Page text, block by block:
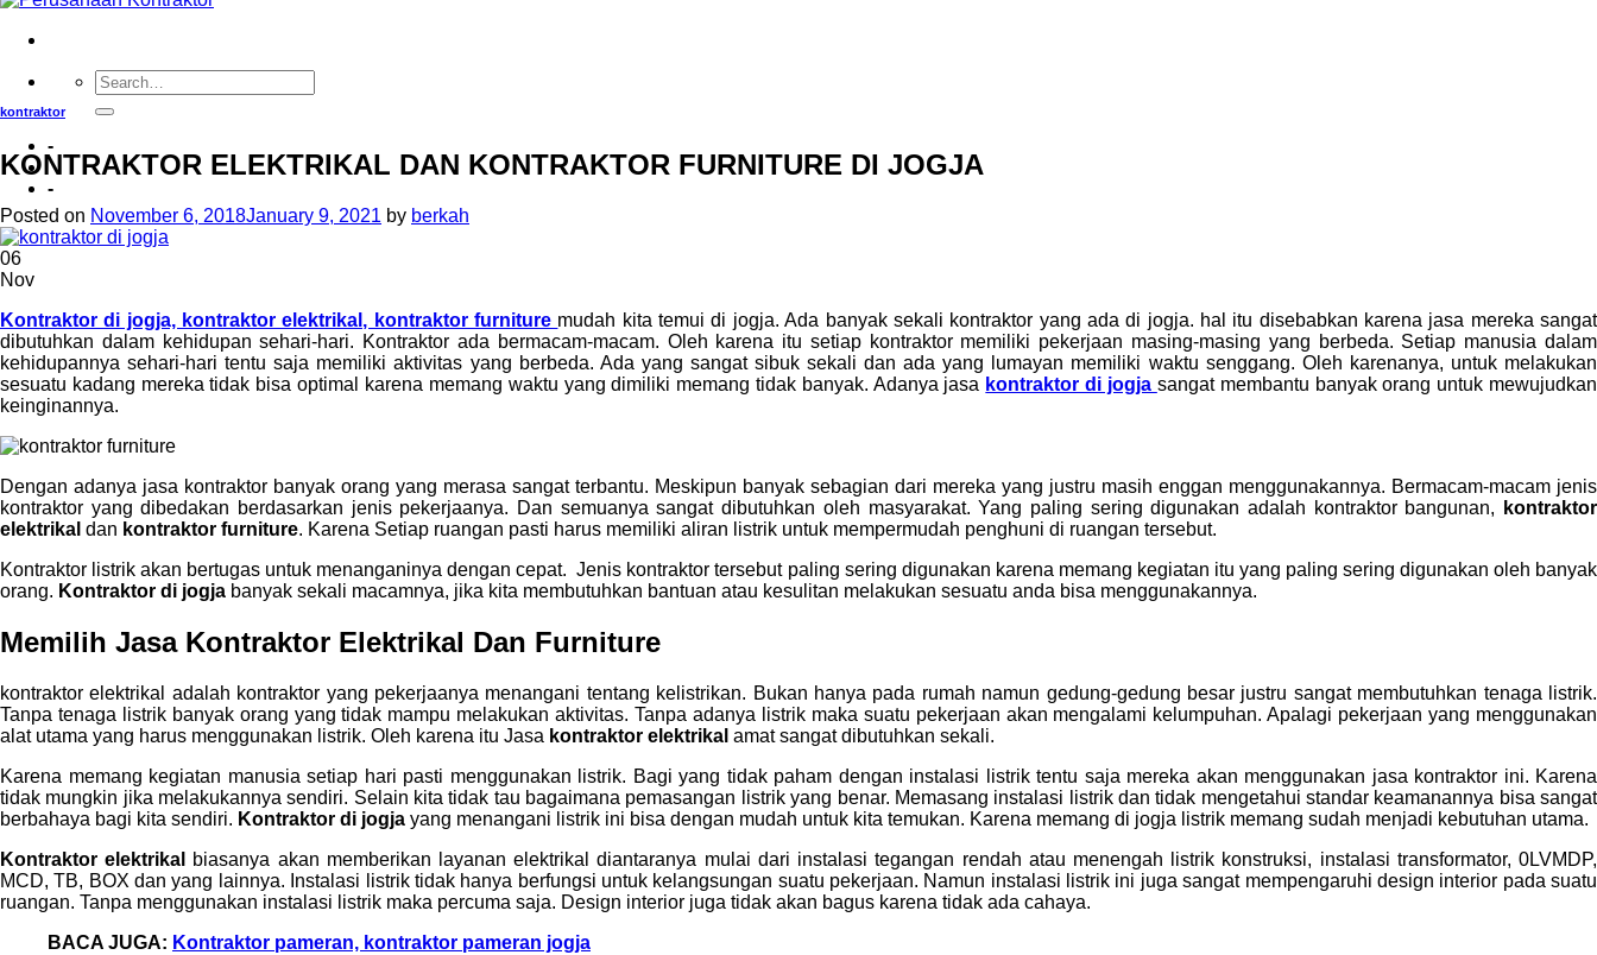
-
-
kontraktor
KONTRAKTOR ELEKTRIKAL DAN KONTRAKTOR FURNITURE DI JOGJA
Posted on November 6, 2018January 9, 2021 by berkah
06
Nov
Kontraktor di jogja, kontraktor elektrikal, kontraktor furniture mudah kita temui di jogja. Ada banyak sekali kontraktor yang ada di jogja. hal itu disebabkan karena jasa mereka sangat
dibutuhkan dalam kehidupan sehari-hari. Kontraktor ada bermacam-macam. Oleh karena itu setiap kontraktor memiliki pekerjaan masing-masing yang berbeda. Setiap manusia dalam
kehidupannya sehari-hari tentu saja memiliki aktivitas yang berbeda. Ada yang sangat sibuk sekali dan ada yang lumayan memiliki waktu senggang. Oleh karenanya, untuk melakukan
sesuatu kadang mereka tidak bisa optimal karena memang waktu yang dimiliki memang tidak banyak. Adanya jasa kontraktor di jogja sangat membantu banyak orang untuk mewujudkan
keinginannya.
Dengan adanya jasa kontraktor banyak orang yang merasa sangat terbantu. Meskipun banyak sebagian dari mereka yang justru masih enggan menggunakannya. Bermacam-macam jenis
kontraktor yang dibedakan berdasarkan jenis pekerjaanya. Dan semuanya sangat dibutuhkan oleh masyarakat. Yang paling sering digunakan adalah kontraktor bangunan,
kontraktor
elektrikal dan kontraktor furniture. Karena Setiap ruangan pasti harus memiliki aliran listrik untuk mempermudah penghuni di ruangan tersebut.
Kontraktor listrik akan bertugas untuk menanganinya dengan cepat. Jenis kontraktor tersebut paling sering digunakan karena memang kegiatan itu yang paling sering digunakan oleh banyak
orang. Kontraktor di jogja banyak sekali macamnya, jika kita membutuhkan bantuan atau kesulitan melakukan sesuatu anda bisa menggunakannya.
Memilih Jasa Kontraktor Elektrikal Dan Furniture
kontraktor elektrikal adalah kontraktor yang pekerjaanya menangani tentang kelistrikan. Bukan hanya pada rumah namun gedung-gedung besar justru sangat membutuhkan tenaga listrik.
Tanpa tenaga listrik banyak orang yang tidak mampu melakukan aktivitas. Tanpa adanya listrik maka suatu pekerjaan akan mengalami kelumpuhan. Apalagi pekerjaan yang menggunakan
alat utama yang harus menggunakan listrik. Oleh karena itu Jasa kontraktor elektrikal amat sangat dibutuhkan sekali.
Karena memang kegiatan manusia setiap hari pasti menggunakan listrik. Bagi yang tidak paham dengan instalasi listrik tentu saja mereka akan menggunakan jasa kontraktor ini. Karena
tidak mungkin jika melakukannya sendiri. Selain kita tidak tau bagaimana pemasangan listrik yang benar. Memasang instalasi listrik dan tidak mengetahui standar keamanannya bisa sangat
berbahaya bagi kita sendiri. Kontraktor di jogja yang menangani listrik ini bisa dengan mudah untuk kita temukan. Karena memang di jogja listrik memang sudah menjadi kebutuhan utama.
Kontraktor elektrikal
biasanya akan memberikan layanan elektrikal diantaranya mulai dari instalasi tegangan rendah atau menengah listrik konstruksi, instalasi transformator, 0LVMDP,
MCD, TB, BOX dan yang lainnya. Instalasi listrik tidak hanya berfungsi untuk kelangsungan suatu pekerjaan. Namun instalasi listrik ini juga sangat mempengaruhi design interior pada suatu
ruangan. Tanpa menggunakan instalasi listrik maka percuma saja. Design interior juga tidak akan bagus karena tidak ada cahaya.
BACA JUGA: Kontraktor pameran, kontraktor pameran jogja